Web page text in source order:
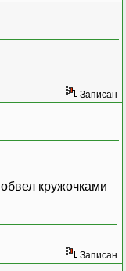
Записан
кружочками
Записан